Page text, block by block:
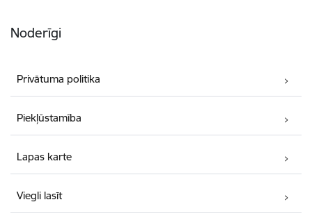
Noderīgi
Privātuma politika
Piekļūstamība
Lapas karte
Viegli lasīt